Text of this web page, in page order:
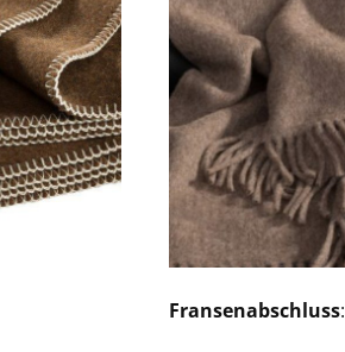
Fransenabschluss: